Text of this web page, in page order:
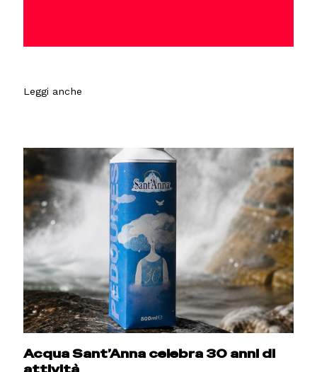
Leggi anche
Acqua Sant’Anna celebra 30 anni di
attività